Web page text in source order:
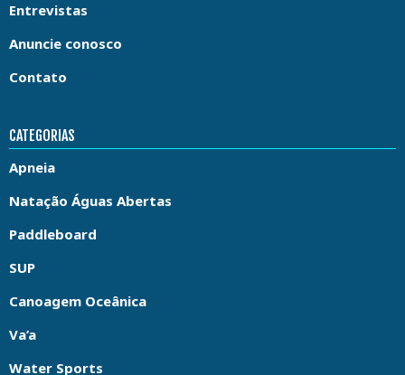
Entrevistas
Anuncie conosco
Contato
CATEGORIAS
Apneia
Natação Águas Abertas
Paddleboard
SUP
Canoagem Oceânica
Va’a
Water Sports